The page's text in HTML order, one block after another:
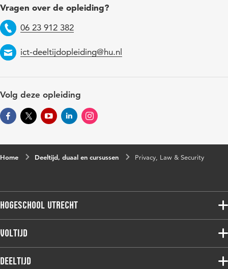
Vragen over de opleiding?
Telefoon
06 23 912 382
Email
ict-deeltijdopleiding@hu.nl
Volg deze opleiding
Home Deeltijd, duaal en cursussen Privacy, Law & Security
Hogeschool Utrecht
Voltijdopleidingen
Deeltijdopleidingen
Onderzoek
Voltijd
Associate degree
Deeltijd